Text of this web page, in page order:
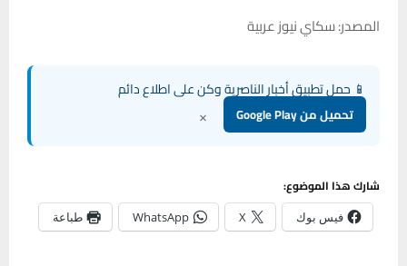
المصدر: سكاي نيوز عربية
📱 حمل تطبيق أخبار الناصرية وكن على اطلاع دائم
تحميل من Google Play ×
شارك هذا الموضوع:
فيس بوك X
WhatsApp طباعة